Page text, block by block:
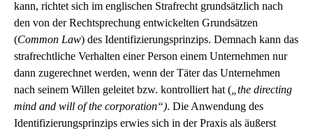
kann, richtet sich im englischen Strafrecht grundsätzlich nach
den von der Rechtsprechung entwickelten Grundsätzen
(Common Law) des Identifizierungsprinzips. Demnach kann das
strafrechtliche Verhalten einer Person einem Unternehmen nur
dann zugerechnet werden, wenn der Täter das Unternehmen
nach seinem Willen geleitet bzw. kontrolliert hat ( „the directing
mind and will of the corporation“). Die Anwendung des
Identifizierungsprinzips erwies sich in der Praxis als äußerst